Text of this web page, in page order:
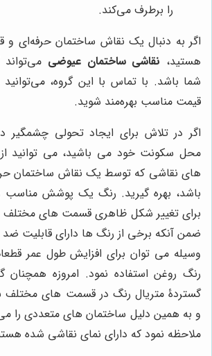
را برطرف می‌کند.
اگر به دنبال یک نقاش ساختمان حرفه‌ای و
هستید، نقاشی ساختمان عیوضی
شما باشد. با تماس با این گروه، می‌توانید
قیمت مناسب بهره‌مند شوید.
اگر در تلاش برای ایجاد تحولی چشمگیر
محل سکونت خود می باشید، می توانید
های نقاشی که توسط یک نقاش ساختمان
باشد، بهره گیرید. رنگ یک پوشش مناسب
برای تغییر شکل ظاهری قسمت های
ضمن آنکه برخی از رنگ ها دارای قابلیت
وسیله می توان برای افزایش طول عمر
رنگ روغن استفاده نمود. امروزه همچنان
گستردۀ متریال رنگ در قسمت های مختلف
و به همین دلیل ساختمان های متعددی را
ملاحظه نمود که دارای نمای نقاشی شده